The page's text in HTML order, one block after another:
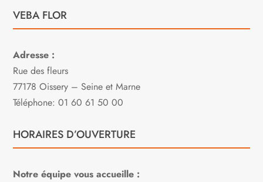
VEBA FLOR
Adresse :
Rue des fleurs
77178 Oissery – Seine et Marne
Téléphone: 01 60 61 50 00
HORAIRES D’OUVERTURE
Notre équipe vous accueille :